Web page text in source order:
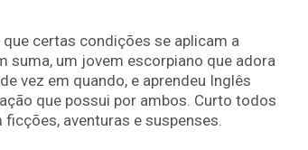
certas condições se aplicam a
suma, um jovem escorpiano que adora
vez em quando, e aprendeu Inglês
que possui por ambos. Curto todos
aventuras e suspenses.